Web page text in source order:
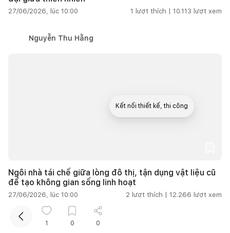
27/06/2026, lúc 10:00 1 lượt thích | 10.113 lượt xem
Nguyễn Thu Hằng
Ngôi nhà tái chế giữa lòng đô thị, tận dụng vật liệu cũ
để tạo không gian sống linh hoạt
27/06/2026, lúc 10:00 2 lượt thích | 12.266 lượt xem
Thu Nguyễn
1 0 0
Kết nối thiết kế, thi công